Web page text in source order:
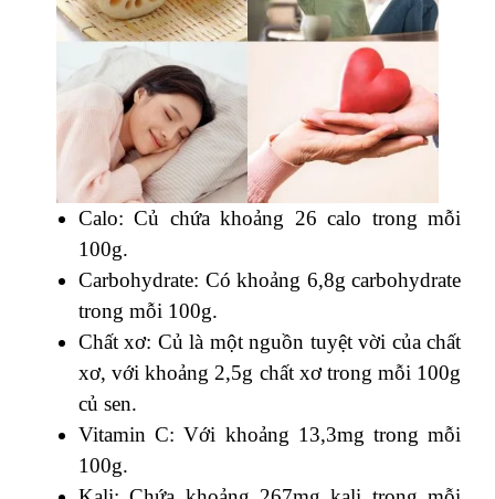
Calo: Củ chứa khoảng 26 calo trong mỗi
100g.
Carbohydrate: Có khoảng 6,8g carbohydrate
trong mỗi 100g.
Chất xơ: Củ là một nguồn tuyệt vời của chất
xơ, với khoảng 2,5g chất xơ trong mỗi 100g
củ sen.
Vitamin C: Với khoảng 13,3mg trong mỗi
100g.